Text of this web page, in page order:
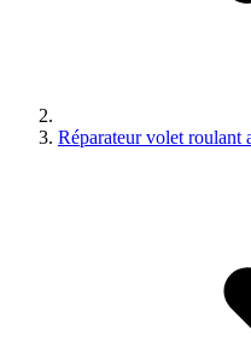
Réparateur volet roulant